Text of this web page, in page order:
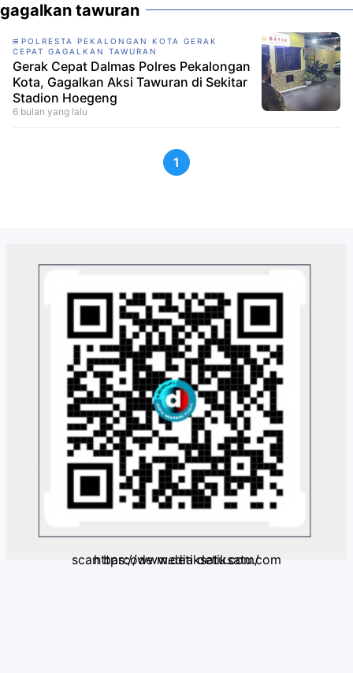
gagalkan tawuran
POLRESTA PEKALONGAN KOTA GERAK
CEPAT GAGALKAN TAWURAN
Gerak Cepat Dalmas Polres Pekalongan
Kota, Gagalkan Aksi Tawuran di Sekitar
Stadion Hoegeng
6 bulan yang lalu
1
scan barcode media detiksatu.com https://www.detiksatu.com/